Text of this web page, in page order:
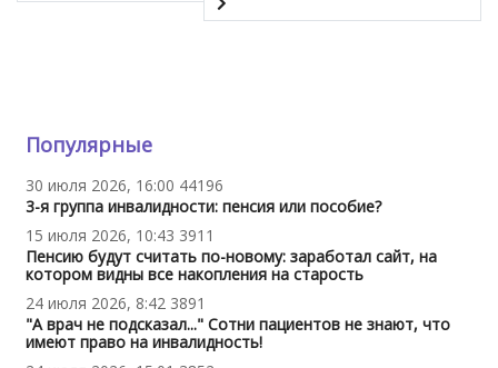
Популярные
30 июля 2026, 16:00 44196
3-я группа инвалидности: пенсия или пособие?
15 июля 2026, 10:43 3911
Пенсию будут считать по-новому: заработал сайт, на
котором видны все накопления на старость
24 июля 2026, 8:42 3891
"А врач не подсказал..." Сотни пациентов не знают, что
имеют право на инвалидность!